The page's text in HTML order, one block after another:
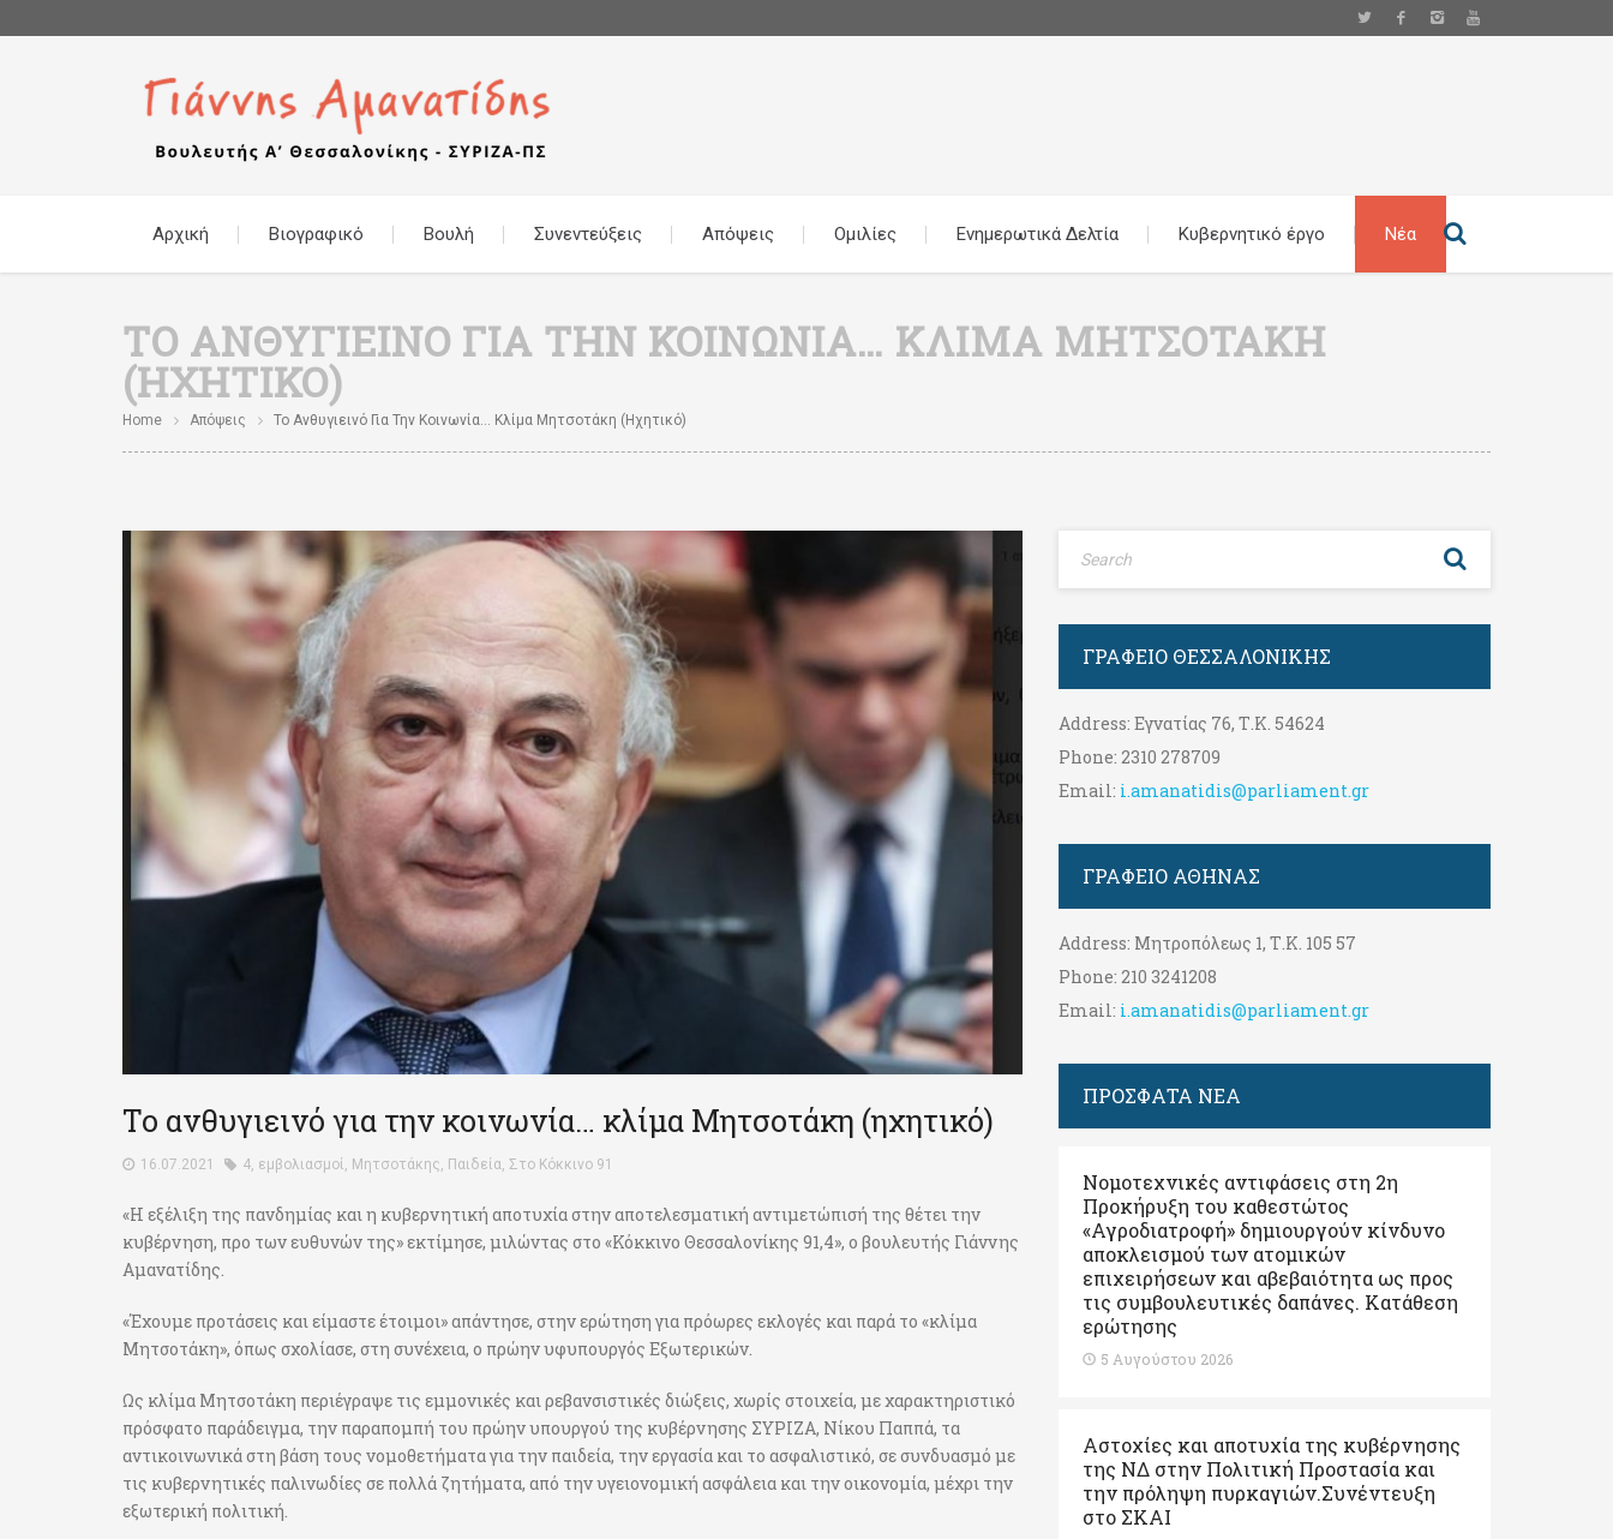
Αρχική Βιογραφικό Βουλή Συνεντεύξεις Απόψεις Ομιλίες Ενημερωτικά Δελτία Κυβερνητικό έργο Νέα
ΤΟ ΑΝΘΥΓΙΕΙΝΌ ΓΙΑ ΤΗΝ ΚΟΙΝΩΝΊΑ… ΚΛΊΜΑ ΜΗΤΣΟΤΆΚΗ
(ΗΧΗΤΙΚΌ)
Home Απόψεις Το Ανθυγιεινό Για Την Κοινωνία… Κλίμα Μητσοτάκη (ηχητικό)
Το ανθυγιεινό για την κοινωνία… κλίμα Μητσοτάκη (ηχητικό)
16.07.2021 4, εμβολιασμοί, Μητσοτάκης, Παιδεία, Στο Κόκκινο 91
«Η εξέλιξη της πανδημίας και η κυβερνητική αποτυχία στην αποτελεσματική αντιμετώπισή της θέτει την
κυβέρνηση, προ των ευθυνών της» εκτίμησε, μιλώντας στο «Κόκκινο Θεσσαλονίκης 91,4», ο βουλευτής Γιάννης
Αμανατίδης.
«Έχουμε προτάσεις και είμαστε έτοιμοι» απάντησε, στην ερώτηση για πρόωρες εκλογές και παρά το «κλίμα
Μητσοτάκη», όπως σχολίασε, στη συνέχεια, ο πρώην υφυπουργός Εξωτερικών.
Ως κλίμα Μητσοτάκη περιέγραψε τις εμμονικές και ρεβανσιστικές διώξεις, χωρίς στοιχεία, με χαρακτηριστικό
πρόσφατο παράδειγμα, την παραπομπή του πρώην υπουργού της κυβέρνησης ΣΥΡΙΖΑ, Νίκου Παππά, τα
αντικοινωνικά στη βάση τους νομοθετήματα για την παιδεία, την εργασία και το ασφαλιστικό, σε συνδυασμό με
τις κυβερνητικές παλινωδίες σε πολλά ζητήματα, από την υγειονομική ασφάλεια και την οικονομία, μέχρι την
εξωτερική πολιτική.
ΓΡΑΦΕΊΟ ΘΕΣΣΑΛΟΝΊΚΗΣ
Address: Εγνατίας 76, Τ.Κ. 54624
Phone: 2310 278709
Email: i.amanatidis@parliament.gr
ΓΡΑΦΕΊΟ ΑΘΉΝΑΣ
Address: Μητροπόλεως 1, Τ.Κ. 105 57
Phone: 210 3241208
Email: i.amanatidis@parliament.gr
ΠΡΟΣΦΑΤΑ ΝΕΑ
Νομοτεχνικές αντιφάσεις στη 2η
Προκήρυξη του καθεστώτος
«Αγροδιατροφή» δημιουργούν κίνδυνο
αποκλεισμού των ατομικών
επιχειρήσεων και αβεβαιότητα ως προς
τις συμβουλευτικές δαπάνες. Κατάθεση
ερώτησης
5 Αυγούστου 2026
Αστοχίες και αποτυχία της κυβέρνησης
της ΝΔ στην Πολιτική Προστασία και
την πρόληψη πυρκαγιών.Συνέντευξη
στο ΣΚΑΙ